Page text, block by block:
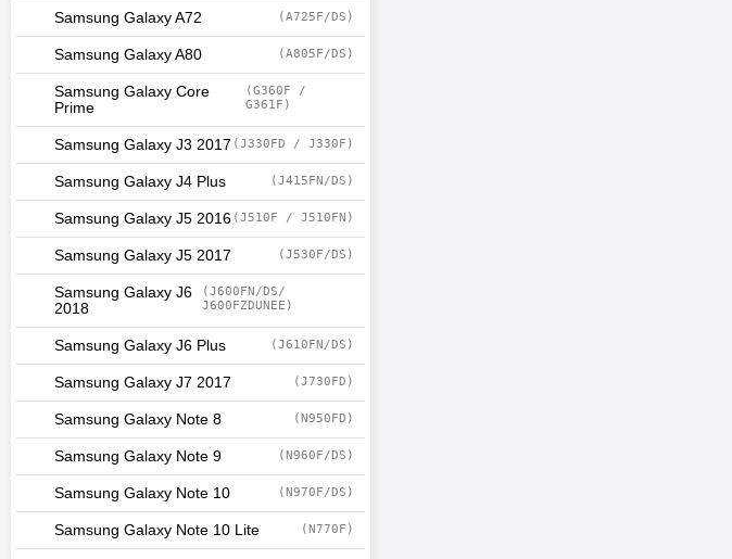
Samsung Galaxy A72 (A725F/DS)
Samsung Galaxy A80 (A805F/DS)
Samsung Galaxy Core
Prime
(G360F /
G361F)
Samsung Galaxy J3 2017 (J330FD / J330F)
Samsung Galaxy J4 Plus (J415FN/DS)
Samsung Galaxy J5 2016 (J510F / J510FN)
Samsung Galaxy J5 2017 (J530F/DS)
Samsung Galaxy J6
2018
(J600FN/DS/
J600FZDUNEE)
Samsung Galaxy J6 Plus (J610FN/DS)
Samsung Galaxy J7 2017 (J730FD)
Samsung Galaxy Note 8 (N950FD)
Samsung Galaxy Note 9 (N960F/DS)
Samsung Galaxy Note 10 (N970F/DS)
Samsung Galaxy Note 10 Lite (N770F)